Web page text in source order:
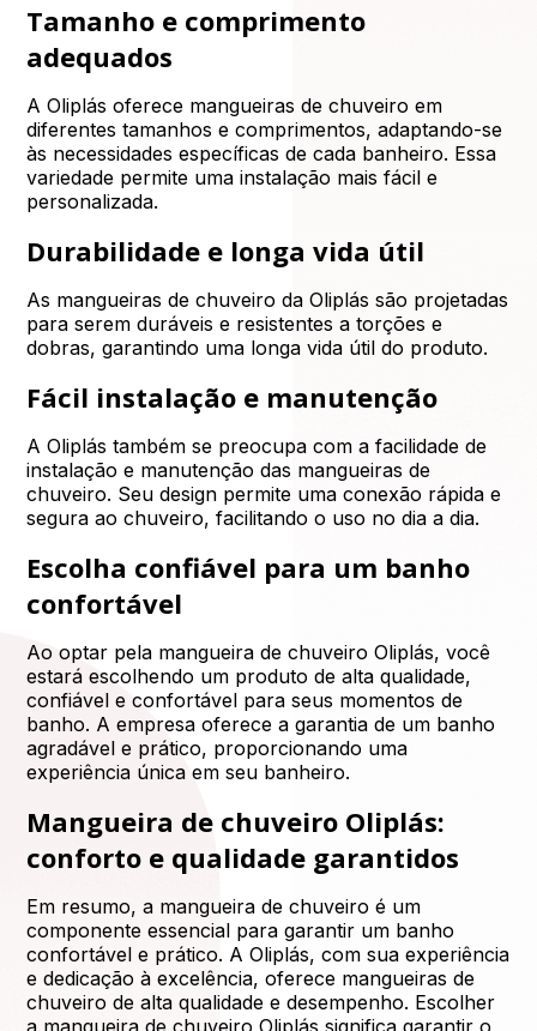
Tamanho e comprimento
adequados
A Oliplás oferece mangueiras de chuveiro em
diferentes tamanhos e comprimentos, adaptando-se
às necessidades específicas de cada banheiro. Essa
variedade permite uma instalação mais fácil e
personalizada.
Durabilidade e longa vida útil
As mangueiras de chuveiro da Oliplás são projetadas
para serem duráveis e resistentes a torções e
dobras, garantindo uma longa vida útil do produto.
Fácil instalação e manutenção
A Oliplás também se preocupa com a facilidade de
instalação e manutenção das mangueiras de
chuveiro. Seu design permite uma conexão rápida e
segura ao chuveiro, facilitando o uso no dia a dia.
Escolha confiável para um banho
confortável
Ao optar pela mangueira de chuveiro Oliplás, você
estará escolhendo um produto de alta qualidade,
confiável e confortável para seus momentos de
banho. A empresa oferece a garantia de um banho
agradável e prático, proporcionando uma
experiência única em seu banheiro.
Mangueira de chuveiro Oliplás:
conforto e qualidade garantidos
Em resumo, a mangueira de chuveiro é um
componente essencial para garantir um banho
confortável e prático. A Oliplás, com sua experiência
e dedicação à excelência, oferece mangueiras de
chuveiro de alta qualidade e desempenho. Escolher
a mangueira de chuveiro Oliplás significa garantir o